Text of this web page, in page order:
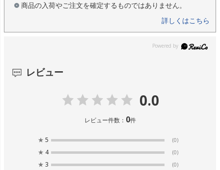
商品の入荷やご注文を確定するものではありません。
詳しくはこちら
レビュー
0.0
レビュー件数： 0件
★ 5 (0)
★ 4 (0)
★ 3 (0)